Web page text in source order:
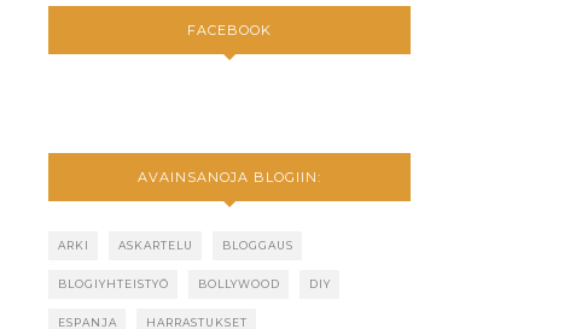
FACEBOOK
AVAINSANOJA BLOGIIN:
ARKI ASKARTELU BLOGGAUS
BLOGIYHTEISTYÖ BOLLYWOOD DIY
ESPANJA HARRASTUKSET